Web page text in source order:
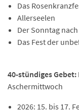
Das
Allerseelen
Der Sonntag
Das Fest der
40-stündiges Gebet:
Aschermittwoch
2026: 15. bis 17.